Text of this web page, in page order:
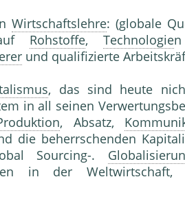
Wirtschaftslehre: (globale
Rohstoffe,Technologie
und qualifizierte
, das sind heute
in all seinen
, Absatz,
die beherrschenden
Sourcing-.
in der